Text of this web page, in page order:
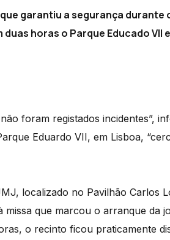
garantiu a segurança durante
horas o Parque Educado VII
foram registados incidentes”,
Eduardo VII, em Lisboa,
localizado no Pavilhão Carlos
que marcou o arranque da
o recinto ficou praticamente